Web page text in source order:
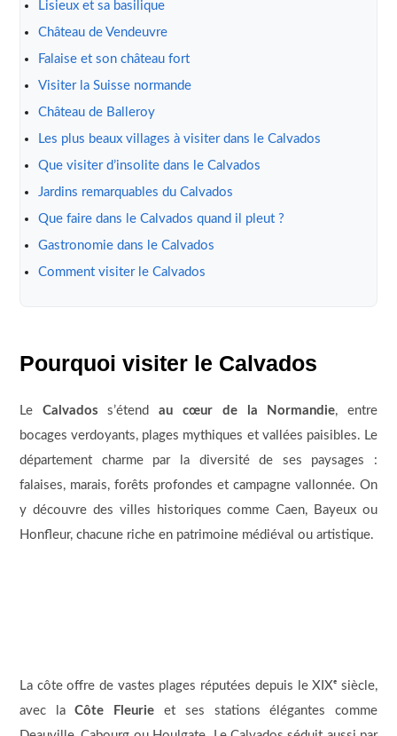
Lisieux et sa basilique
Château de Vendeuvre
Falaise et son château fort
Visiter la Suisse normande
Château de Balleroy
Les plus beaux villages à visiter dans le Calvados
Que visiter d’insolite dans le Calvados
Jardins remarquables du Calvados
Que faire dans le Calvados quand il pleut ?
Gastronomie dans le Calvados
Comment visiter le Calvados
Pourquoi visiter le Calvados
Le Calvados s’étendau cœur de la Normandie, entre
bocages verdoyants, plages mythiques et vallées paisibles. Le
département charme par la diversité de ses paysages :
falaises, marais, forêts profondes et campagne vallonnée. On
y découvre des villes historiques comme Caen, Bayeux ou
Honfleur, chacune riche en patrimoine médiéval ou artistique.
La côte offre de vastes plages réputées depuis le XIXᵉ siècle,
avec laCôte Fleurie et ses stations élégantes comme